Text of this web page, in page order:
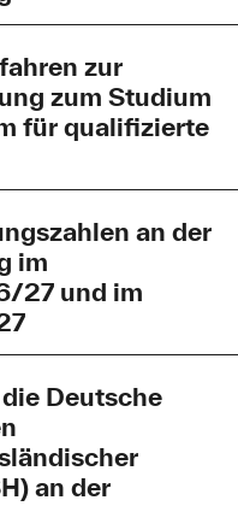
(353,0 KB)
Voranmeldung,
Beurlaubung und
Hochschule
konsolidierten -
(gültig ab:
zur
zum Studium
für qualifizierte
an der
im
27 und im
Deutsche
an der